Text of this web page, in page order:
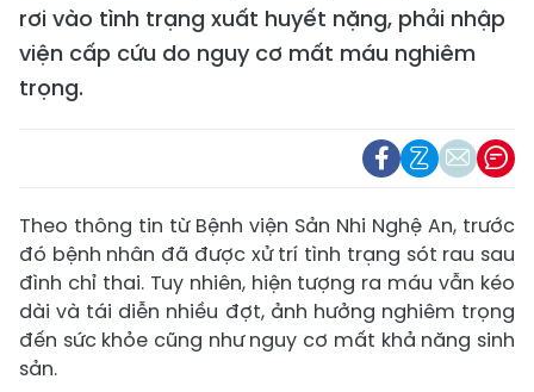
rơi vào tình trạng xuất huyết nặng, phải nhập
viện cấp cứu do nguy cơ mất máu nghiêm
trọng.
Theo thông tin từ Bệnh viện Sản Nhi Nghệ An, trước
đó bệnh nhân đã được xử trí tình trạng sót rau sau
đình chỉ thai. Tuy nhiên, hiện tượng ra máu vẫn kéo
dài và tái diễn nhiều đợt, ảnh hưởng nghiêm trọng
đến sức khỏe cũng như nguy cơ mất khả năng sinh
sản.